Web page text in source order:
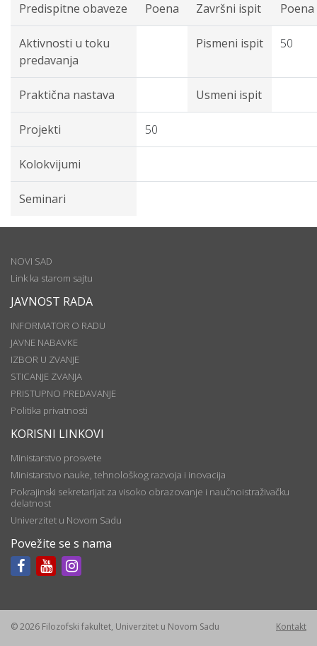
Predispitne obaveze Poena Završni ispit Poena
Aktivnosti u toku
predavanja
Pismeni ispit 50
Praktična nastava Usmeni ispit
Projekti 50
Kolokvijumi
Seminari
NOVI SAD
Link ka starom sajtu
JAVNOST RADA
INFORMATOR O RADU
JAVNE NABAVKE
IZBOR U ZVANJE
STICANJE ZVANJA
PRISTUPNO PREDAVANJE
Politika privatnosti
KORISNI LINKOVI
Ministarstvo prosvete
Ministarstvo nauke, tehnološkog razvoja i inovacija
Pokrajinski sekretarijat za visoko obrazovanje i naučnoistraživačku
delatnost
Univerzitet u Novom Sadu
Povežite se s nama
© 2026 Filozofski fakultet, Univerzitet u Novom Sadu Kontakt